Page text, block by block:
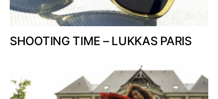
SHOOTING TIME – LUKKAS PARIS